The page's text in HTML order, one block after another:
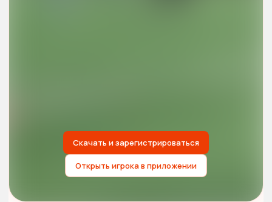
Скачать и зарегистрироваться
Открыть игрока в приложении